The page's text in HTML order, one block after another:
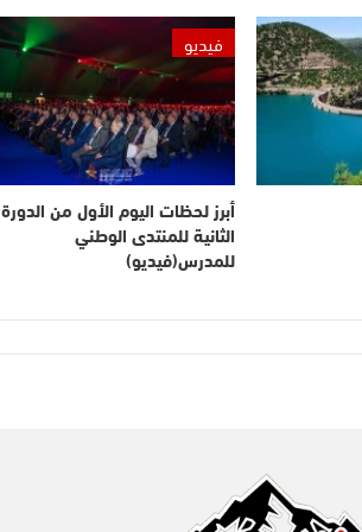
فيديو
أبرز لحظات اليوم الأول من الدورة
الثانية للمنتدى الوطني
للمدرس(فيديو)